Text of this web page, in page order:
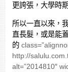
更誇張，大學時
所以一直以來，
直長髮，或是能
的
http://
alt=”2014810″